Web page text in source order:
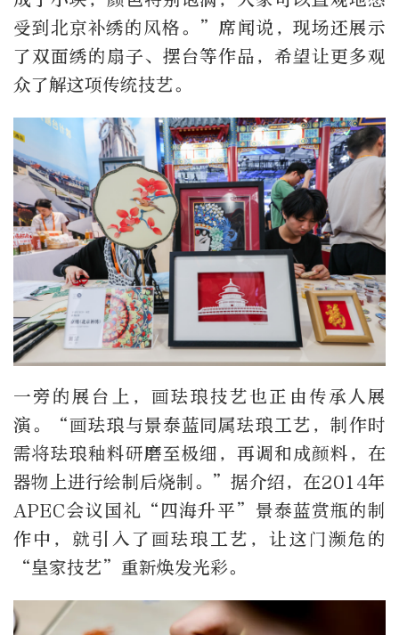
受到北京补绣的风格。”席闻说，现场还展示
了双面绣的扇子、摆台等作品，希望让更多观
众了解这项传统技艺。
一旁的展台上，画珐琅技艺也正由传承人展
演。“画珐琅与景泰蓝同属珐琅工艺，制作时
需将珐琅釉料研磨至极细，再调和成颜料，在
器物上进行绘制后烧制。”据介绍，在2014年
APEC会议国礼“四海升平”景泰蓝赏瓶的制
作中，就引入了画珐琅工艺，让这门濒危的
“皇家技艺”重新焕发光彩。